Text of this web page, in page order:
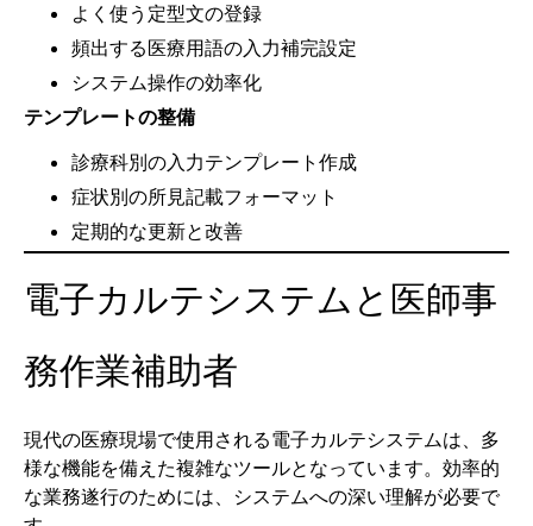
よく使う定型文の登録
頻出する医療用語の入力補完設定
システム操作の効率化
テンプレートの整備
診療科別の入力テンプレート作成
症状別の所見記載フォーマット
定期的な更新と改善
電子カルテシステムと医師事
務作業補助者
現代の医療現場で使用される電子カルテシステムは、多
様な機能を備えた複雑なツールとなっています。効率的
な業務遂行のためには、システムへの深い理解が必要で